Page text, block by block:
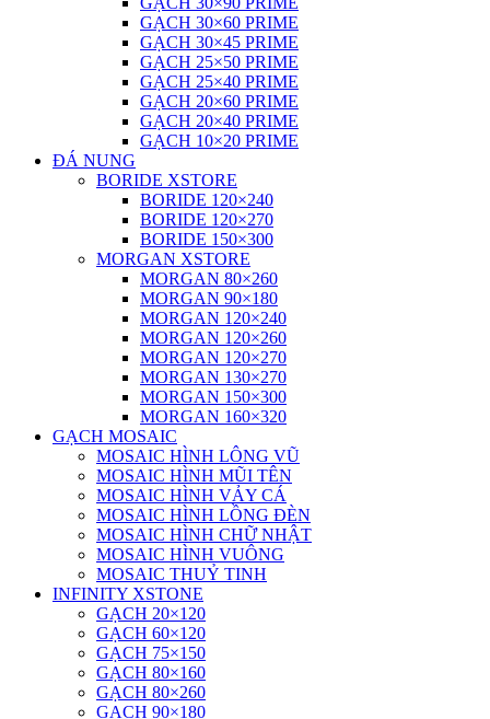
GẠCH 30×60 PRIME
GẠCH 30×45 PRIME
GẠCH 25×50 PRIME
GẠCH 25×40 PRIME
GẠCH 20×60 PRIME
GẠCH 20×40 PRIME
GẠCH 10×20 PRIME
ĐÁ NUNG
BORIDE XSTORE
BORIDE 120×240
BORIDE 120×270
BORIDE 150×300
MORGAN XSTORE
MORGAN 80×260
MORGAN 90×180
MORGAN 120×240
MORGAN 120×260
MORGAN 120×270
MORGAN 130×270
MORGAN 150×300
MORGAN 160×320
GẠCH MOSAIC
MOSAIC HÌNH LÔNG VŨ
MOSAIC HÌNH MŨI TÊN
MOSAIC HÌNH VẢY CÁ
MOSAIC HÌNH LỒNG ĐÈN
MOSAIC HÌNH CHỮ NHẬT
MOSAIC HÌNH VUÔNG
MOSAIC THUỶ TINH
INFINITY XSTONE
GẠCH 20×120
GẠCH 60×120
GẠCH 75×150
GẠCH 80×160
GẠCH 80×260
GẠCH 90×180